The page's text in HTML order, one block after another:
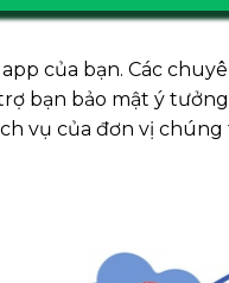
của bạn. Các
bạn bảo mật ý
vụ của đơn vị